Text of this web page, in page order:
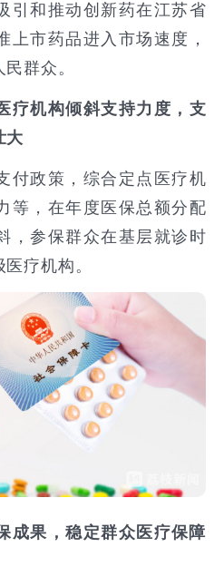
引和推动创新药在江苏省
上市药品进入市场速度，
群众。
疗机构倾斜支持力度，支
大
政策，综合定点医疗机
等，在年度医保总额分配
，参保群众在基层就诊时
疗机构。
成果，稳定群众医疗保障